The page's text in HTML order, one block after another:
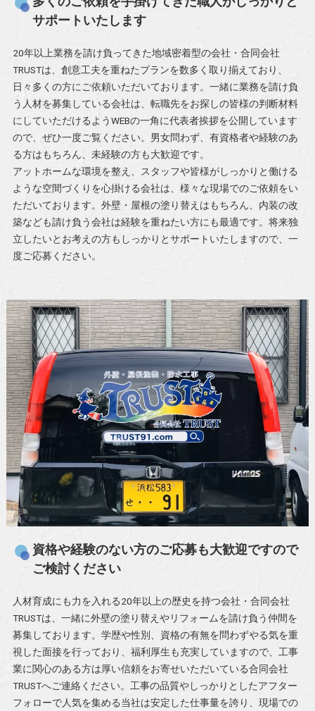
サポートいたします
20年以上業務を請け負ってきた地域密着型の会社・合同会社
TRUSTは、創意工夫を重ねたプランを数多く取り揃えており、
日々多くの方にご依頼いただいております。一緒に業務を請け負
う人材を募集している会社は、転職先をお探しの皆様の判断材料
にしていただけるようWEBの一角に代表者挨拶を公開しています
ので、ぜひ一度ご覧ください。男女問わず、有資格者や経験のあ
る方はもちろん、未経験の方も大歓迎です。
アットホームな環境を整え、スタッフや皆様がしっかりと働ける
ような空間づくりを心掛ける会社は、様々な現場でのご依頼をい
ただいております。外壁・屋根の塗り替えはもちろん、内装の改
築なども請け負う会社は経験を重ねたい方にも最適です。将来独
立したいとお考えの方もしっかりとサポートいたしますので、一
度ご応募ください。
資格や経験のない方のご応募も大歓迎ですので
ご検討ください
人材育成にも力を入れる20年以上の歴史を持つ会社・合同会社
TRUSTは、一緒に外壁の塗り替えやリフォームを請け負う仲間を
募集しております。学歴や性別、資格の有無を問わずやる気を重
視した面接を行っており、福利厚生も充実していますので、工事
業に関心のある方は厚い信頼をお寄せいただいている合同会社
TRUSTへご連絡ください。工事の品質やしっかりとしたアフター
フォローで人気を集める当社は安定した仕事量を誇り、現場での